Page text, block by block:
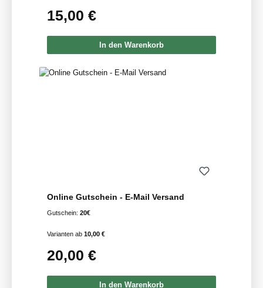
Regulärer Preis:
15,00 €
In den Warenkorb
Online Gutschein - E-Mail Versand
Gutschein: 20€
Varianten ab10,00 €
Regulärer Preis:
20,00 €
In den Warenkorb